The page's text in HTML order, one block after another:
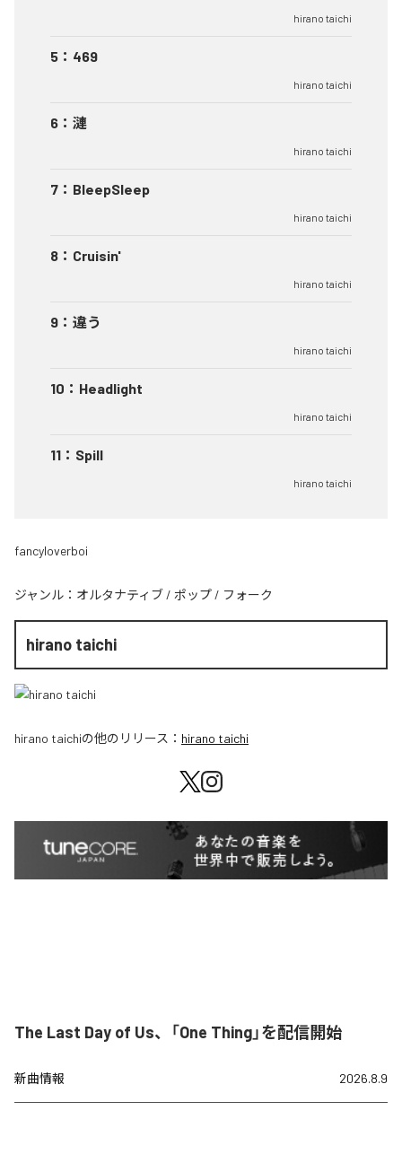
hirano taichi
5 ： 469
hirano taichi
6 ： 漣
hirano taichi
7 ： BleepSleep
hirano taichi
8 ： Cruisin'
hirano taichi
9 ： 違う
hirano taichi
10 ： Headlight
hirano taichi
11 ： Spill
hirano taichi
fancyloverboi
ジャンル： オルタナティブ / ポップ / フォーク
hirano taichi
hirano taichiの他のリリース： hirano taichi
The Last Day of Us、「One Thing」を配信開始
新曲情報 2026.8.9